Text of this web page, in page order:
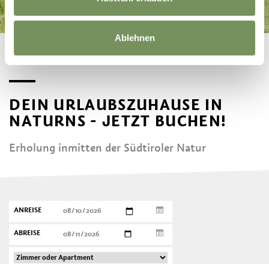
Ablehnen
DEIN URLAUBSZUHAUSE IN
NATURNS - JETZT BUCHEN!
Erholung inmitten der Südtiroler Natur
ANREISE
ABREISE